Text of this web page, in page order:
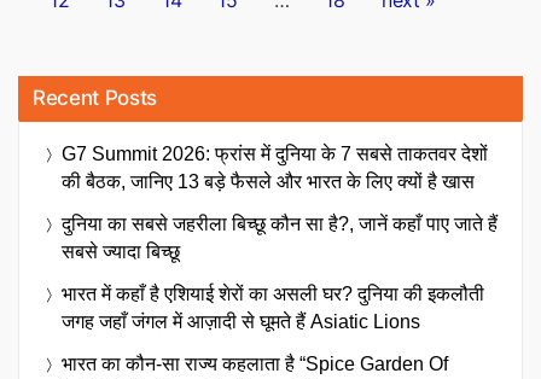
Recent Posts
G7 Summit 2026: फ्रांस में दुनिया के 7 सबसे ताकतवर देशों
की बैठक, जानिए 13 बड़े फैसले और भारत के लिए क्यों है खास
दुनिया का सबसे जहरीला बिच्छू कौन सा है?, जानें कहाँ पाए जाते हैं
सबसे ज्यादा बिच्छू
भारत में कहाँ है एशियाई शेरों का असली घर? दुनिया की इकलौती
जगह जहाँ जंगल में आज़ादी से घूमते हैं Asiatic Lions
भारत का कौन-सा राज्य कहलाता है “Spice Garden Of